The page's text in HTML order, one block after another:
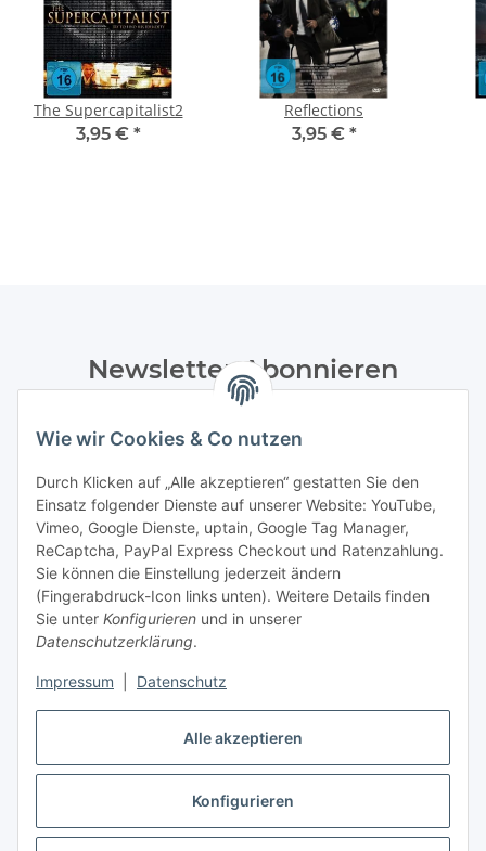
Alle akzeptieren
Konfigurieren
Wie wir Cookies & Co nutzen
Durch Klicken auf „Alle akzeptieren“ gestatten Sie den
Einsatz folgender Dienste auf unserer Website: YouTube,
Vimeo, Google Dienste, uptain, Google Tag Manager,
ReCaptcha, PayPal Express Checkout und Ratenzahlung.
Sie können die Einstellung jederzeit ändern
(Fingerabdruck-Icon links unten). Weitere Details finden
Sie unter Konfigurieren und in unserer
Datenschutzerklärung.
Impressum Datenschutz
The Supercapitalist2
3,95 € *
Reflections
3,95 € *
Newsletter Abonnieren
Bitte senden Sie mir entsprechend Ihrer
Datenschutzerklärungregelmäßig und jederzeit widerruflich
Abonnieren
Newsletter Abonnieren
Informationen
Gesetzliche Informationen
Bestellung widerrufen